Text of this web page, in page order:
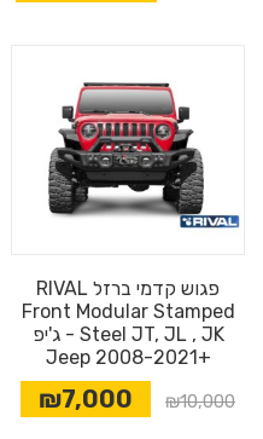
פגוש קדמי ברזל RIVAL
Front Modular Stamped
Steel JT, JL , JK - ג'יפ
+2008-2021 Jeep
₪10,000
₪7,000